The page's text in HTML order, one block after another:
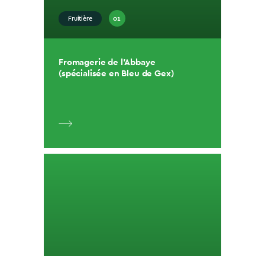
Fruitière 01
Fromagerie de l’Abbaye
(spécialisée en Bleu de Gex)